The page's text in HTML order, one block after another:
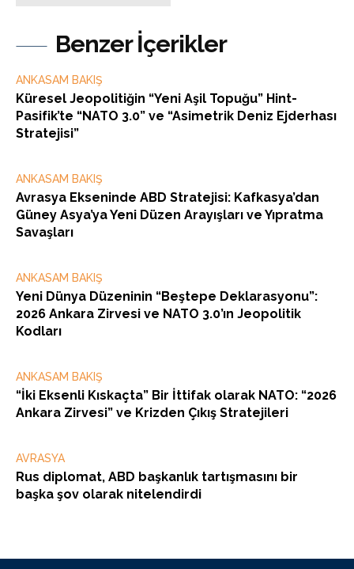
Benzer İçerikler
ANKASAM BAKIŞ
Küresel Jeopolitiğin “Yeni Aşil Topuğu” Hint-
Pasifik’te “NATO 3.0” ve “Asimetrik Deniz Ejderhası
Stratejisi”
ANKASAM BAKIŞ
Avrasya Ekseninde ABD Stratejisi: Kafkasya’dan
Güney Asya’ya Yeni Düzen Arayışları ve Yıpratma
Savaşları
ANKASAM BAKIŞ
Yeni Dünya Düzeninin “Beştepe Deklarasyonu”:
2026 Ankara Zirvesi ve NATO 3.0’ın Jeopolitik
Kodları
ANKASAM BAKIŞ
“İki Eksenli Kıskaçta” Bir İttifak olarak NATO: “2026
Ankara Zirvesi” ve Krizden Çıkış Stratejileri
AVRASYA
Rus diplomat, ABD başkanlık tartışmasını bir
başka şov olarak nitelendirdi